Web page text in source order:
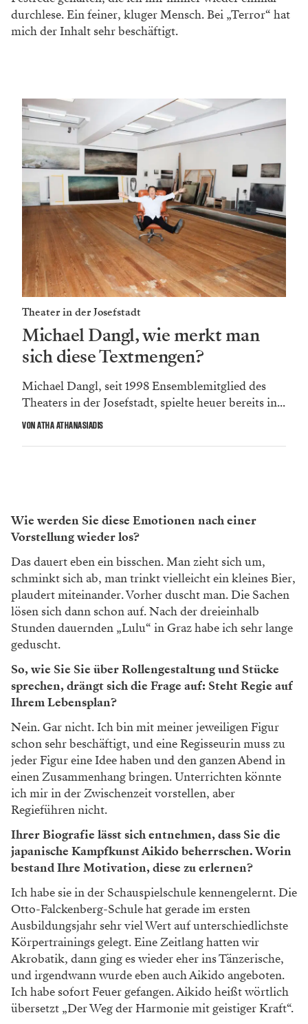
durchlese. Ein feiner, kluger Mensch. Bei „Terror“ hat
mich der Inhalt sehr beschäftigt.
Theater in der Josefstadt
Michael Dangl, wie merkt man
sich diese Textmengen?
Michael Dangl, seit 1998 Ensemblemitglied des
Theaters in der Josefstadt, spielte heuer bereits in...
VON ATHA ATHANASIADIS
Wie werden Sie diese Emotionen nach einer
Vorstellung wieder los?
Das dauert eben ein bisschen. Man zieht sich um,
schminkt sich ab, man trinkt vielleicht ein kleines Bier,
plaudert miteinander. Vorher duscht man. Die Sachen
lösen sich dann schon auf. Nach der dreieinhalb
Stunden dauernden „Lulu“ in Graz habe ich sehr lange
geduscht.
So, wie Sie Sie über Rollengestaltung und Stücke
sprechen, drängt sich die Frage auf: Steht Regie auf
Ihrem Lebensplan?
Nein. Gar nicht. Ich bin mit meiner jeweiligen Figur
schon sehr beschäftigt, und eine Regisseurin muss zu
jeder Figur eine Idee haben und den ganzen Abend in
einen Zusammenhang bringen. Unterrichten könnte
ich mir in der Zwischenzeit vorstellen, aber
Regieführen nicht.
Ihrer Biografie lässt sich entnehmen, dass Sie die
japanische Kampfkunst Aikido beherrschen. Worin
bestand Ihre Motivation, diese zu erlernen?
Ich habe sie in der Schauspielschule kennengelernt. Die
Otto-Falckenberg-Schule hat gerade im ersten
Ausbildungsjahr sehr viel Wert auf unterschiedlichste
Körpertrainings gelegt. Eine Zeitlang hatten wir
Akrobatik, dann ging es wieder eher ins Tänzerische,
und irgendwann wurde eben auch Aikido angeboten.
Ich habe sofort Feuer gefangen. Aikido heißt wörtlich
übersetzt „Der Weg der Harmonie mit geistiger Kraft“.